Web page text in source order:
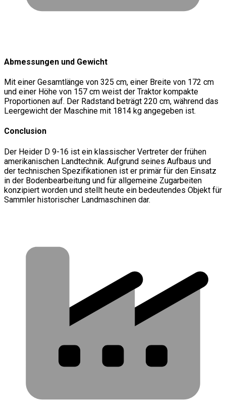
Abmessungen und Gewicht
Mit einer Gesamtlänge von 325 cm, einer Breite von 172 cm
und einer Höhe von 157 cm weist der Traktor kompakte
Proportionen auf. Der Radstand beträgt 220 cm, während das
Leergewicht der Maschine mit 1814 kg angegeben ist.
Conclusion
Der Heider D 9-16 ist ein klassischer Vertreter der frühen
amerikanischen Landtechnik. Aufgrund seines Aufbaus und
der technischen Spezifikationen ist er primär für den Einsatz
in der Bodenbearbeitung und für allgemeine Zugarbeiten
konzipiert worden und stellt heute ein bedeutendes Objekt für
Sammler historischer Landmaschinen dar.